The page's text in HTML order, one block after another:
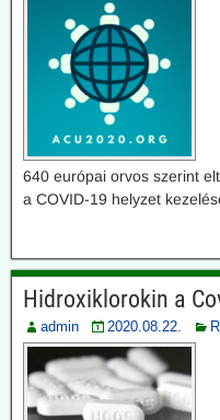
640 európai orvos szerint
a COVID-19 helyzet
Hidroxiklorokin a
admin 2020.08.22.